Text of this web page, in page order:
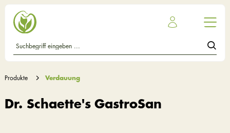
Produkte Verdauung
Dr. Schaette's GastroSan